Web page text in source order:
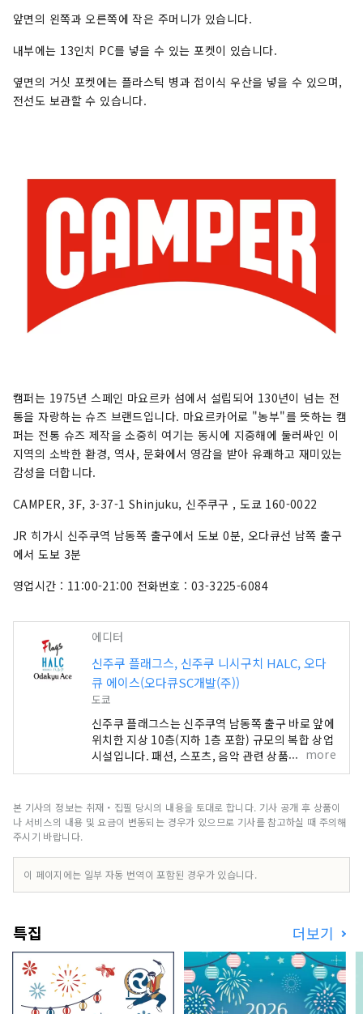
앞면의 왼쪽과 오른쪽에 작은 주머니가 있습니다.
내부에는 13인치 PC를 넣을 수 있는 포켓이 있습니다.
옆면의 거싯 포켓에는 플라스틱 병과 접이식 우산을 넣을 수 있으며,
전선도 보관할 수 있습니다.
캠퍼는 1975년 스페인 마요르카 섬에서 설립되어 130년이 넘는 전
통을 자랑하는 슈즈 브랜드입니다. 마요르카어로 "농부"를 뜻하는 캠
퍼는 전통 슈즈 제작을 소중히 여기는 동시에 지중해에 둘러싸인 이
지역의 소박한 환경, 역사, 문화에서 영감을 받아 유쾌하고 재미있는
감성을 더합니다.
CAMPER, 3F, 3-37-1 Shinjuku, 신주쿠구 , 도쿄 160-0022
JR 히가시 신주쿠역 남동쪽 출구에서 도보 0분, 오다큐선 남쪽 출구
에서 도보 3분
영업시간 : 11:00-21:00 전화번호 : 03-3225-6084
에디터
신주쿠 플래그스, 신주쿠 니시구치 HALC, 오다
큐 에이스(오다큐SC개발(주))
도쿄
신주쿠 플래그스는 신주쿠역 남동쪽 출구 바로 앞에
위치한 지상 10층(지하 1층 포함) 규모의 복합 상업
시설입니다. 패션, 스포츠, 음악 관련 상품을 중심으
로 GAP, 유니클로, 오슈만스, 타워 레코드 등의 매
주쿠역 서쪽 출구 맞은편에 위치한 지하 3층, 지상 8
층 규모의 복합 상업 시설입니다. 오다큐 백화점, 빅
들이 자신만의 방식으로 일상을 즐길 수 있도록 지
원합니다. 오다큐 에이스는 신주쿠 서쪽 출구 지하
에 위치한 복합 상업 시설로, 북관과 남관 두 동으로
more
본 기사의 정보는 취재・집필 당시의 내용을 토대로 합니다. 기사 공개 후 상품이
나 서비스의 내용 및 요금이 변동되는 경우가 있으므로 기사를 참고하실 때 주의해
주시기 바랍니다.
이 페이지에는 일부 자동 번역이 포함된 경우가 있습니다.
특집 더보기